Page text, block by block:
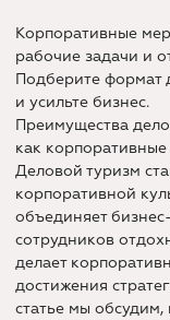
Корпоративные
рабочие задачи и
Подберите формат
и усильте бизнес.
Преимущества
как
Деловой туризм
корпоративной
объединяет
сотрудников
делает
достижения
статье мы